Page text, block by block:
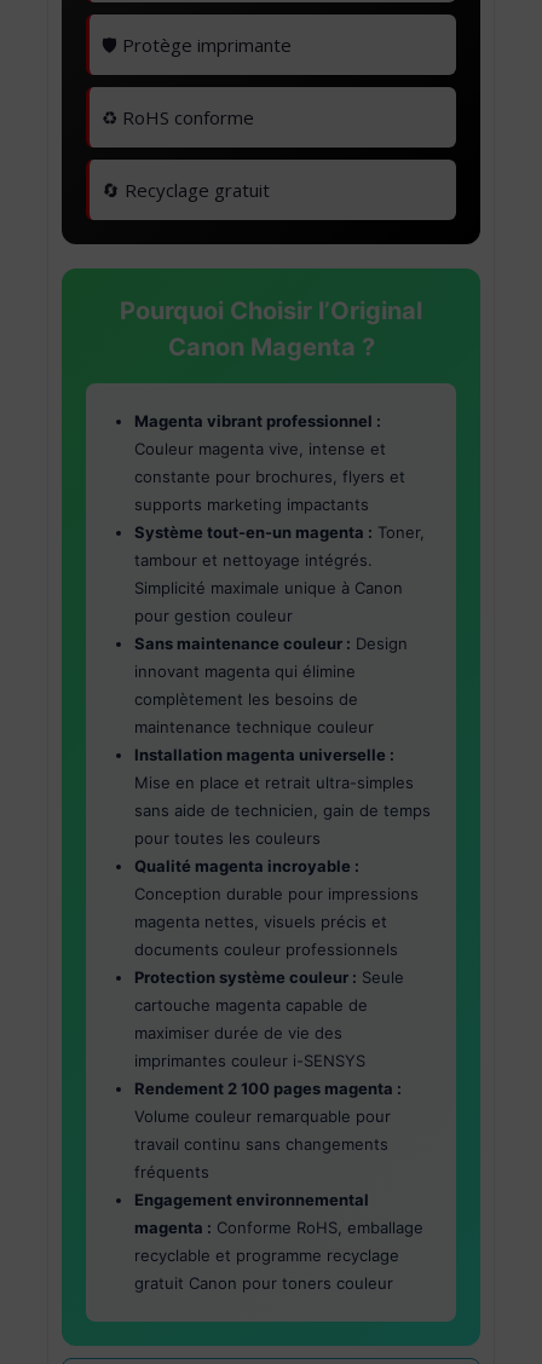
🛡️ Protège imprimante
♻️ RoHS conforme
🔄 Recyclage gratuit
Pourquoi Choisir l’Original
Canon Magenta ?
Magenta vibrant professionnel :
Couleur magenta vive, intense et
constante pour brochures, flyers et
supports marketing impactants
Système tout-en-un magenta : Toner,
tambour et nettoyage intégrés.
Simplicité maximale unique à Canon
pour gestion couleur
Sans maintenance couleur : Design
innovant magenta qui élimine
complètement les besoins de
maintenance technique couleur
Installation magenta universelle :
Mise en place et retrait ultra-simples
sans aide de technicien, gain de temps
pour toutes les couleurs
Qualité magenta incroyable :
Conception durable pour impressions
magenta nettes, visuels précis et
documents couleur professionnels
Protection système couleur : Seule
cartouche magenta capable de
maximiser durée de vie des
imprimantes couleur i-SENSYS
Rendement 2 100 pages magenta :
Volume couleur remarquable pour
travail continu sans changements
fréquents
Engagement environnemental
magenta : Conforme RoHS, emballage
recyclable et programme recyclage
gratuit Canon pour toners couleur